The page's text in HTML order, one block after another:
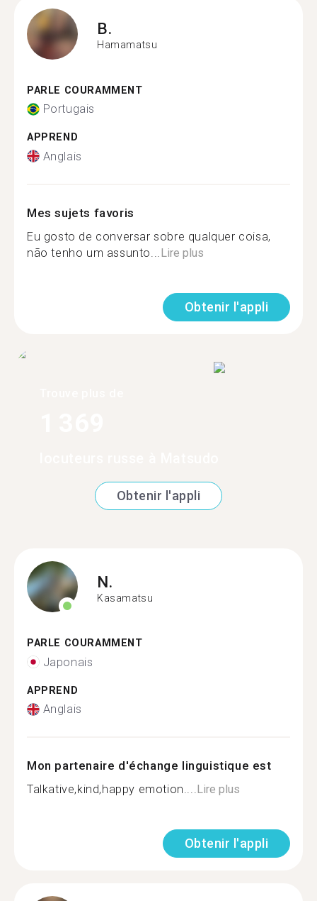
B.
Hamamatsu
PARLE COURAMMENT
Portugais
APPREND
Anglais
Mes sujets favoris
Eu gosto de conversar sobre qualquer coisa,
não tenho um assunto... Lire plus
Obtenir l'appli
Obtenir l'appli
N.
Kasamatsu
PARLE COURAMMENT
Japonais
APPREND
Anglais
Mon partenaire d'échange linguistique est
Talkative,kind,happy emotion....Lire plus
Obtenir l'appli